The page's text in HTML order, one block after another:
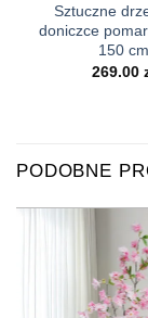
Sztuczne
doniczce
150 cm
269.00
PODOBNE